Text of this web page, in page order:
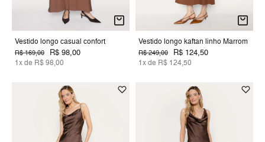
Vestido longo casual confort
R$ 169,00 R$ 98,00
1x de R$ 98,00
Vestido longo kaftan linho Marrom
R$ 249,00 R$ 124,50
1x de R$ 124,50